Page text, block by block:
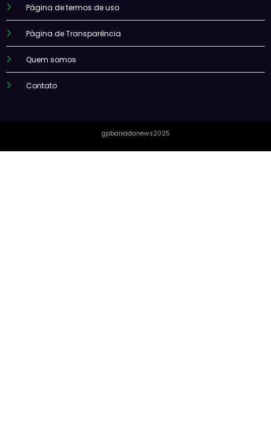
Página de termos de uso
Página de Transparência
Quem somos
Contato
gpbaixadanews2025